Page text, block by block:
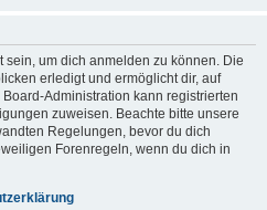
sein, um dich anmelden zu können. Die
erledigt und ermöglicht dir, auf
Administration kann registrierten
zuweisen. Beachte bitte unsere
Regelungen, bevor du dich
Forenregeln, wenn du dich in